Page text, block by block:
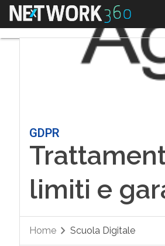
Menu
GDPR
limiti e
Home Scuola Digitale